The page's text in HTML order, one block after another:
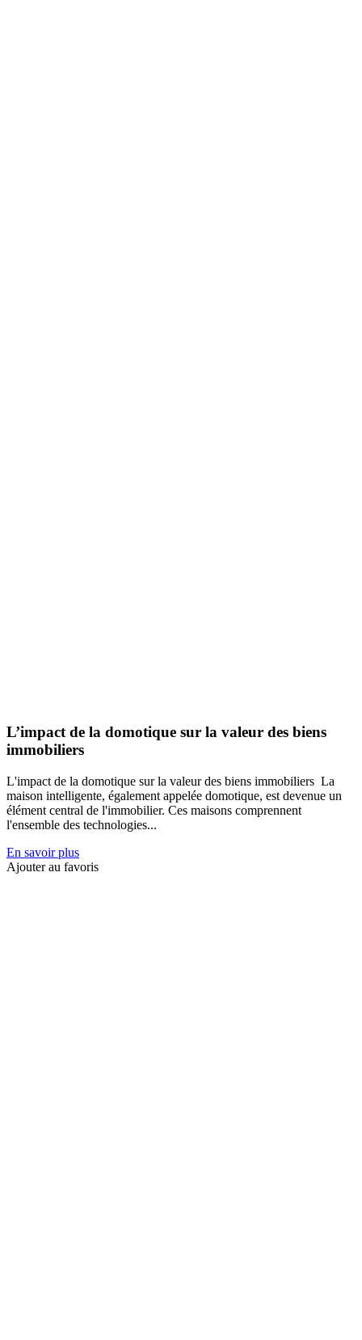
L’impact de la domotique sur la valeur des biens
immobiliers
L'impact de la domotique sur la valeur des biens immobiliers La
maison intelligente, également appelée domotique, est devenue un
élément central de l'immobilier. Ces maisons comprennent
l'ensemble des technologies...
En savoir plus
Ajouter au favoris